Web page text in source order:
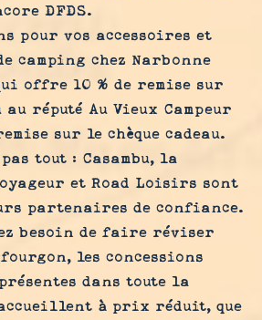
DFDS.
pour vos accessoires et
camping chez Narbonne
offre 10 % de remise sur
réputé Au Vieux Campeur
sur le chèque cadeau.
tout : Casambu, la
et Road Loisirs sont
partenaires de confiance.
besoin de faire réviser
les concessions
dans toute la
à prix réduit, que